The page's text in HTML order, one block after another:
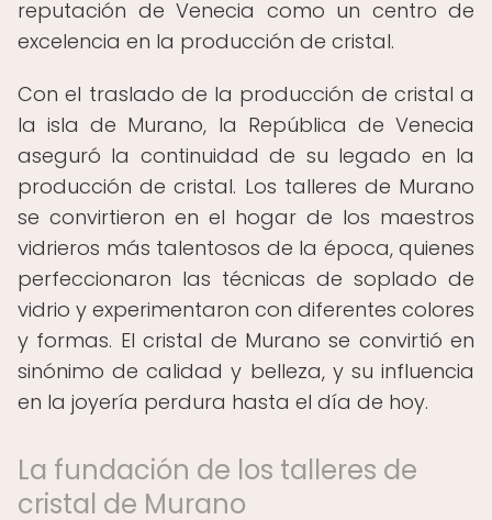
reputación de Venecia como un centro de
excelencia en la producción de cristal.
Con el traslado de la producción de cristal a
la isla de Murano, la República de Venecia
aseguró la continuidad de su legado en la
producción de cristal. Los talleres de Murano
se convirtieron en el hogar de los maestros
vidrieros más talentosos de la época, quienes
perfeccionaron las técnicas de soplado de
vidrio y experimentaron con diferentes colores
y formas. El cristal de Murano se convirtió en
sinónimo de calidad y belleza, y su influencia
en la joyería perdura hasta el día de hoy.
La fundación de los talleres de
cristal de Murano